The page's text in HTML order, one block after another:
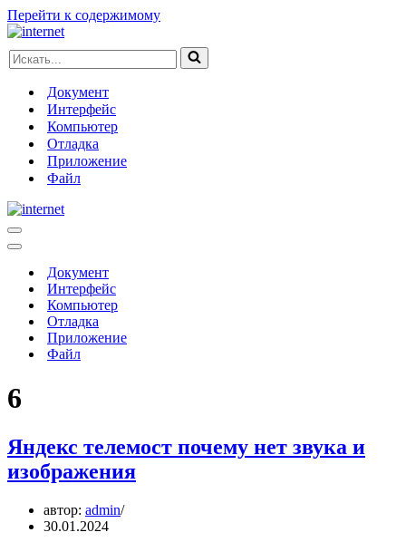
Перейти к содержимому
Искать...
Документ
Интерфейс
Компьютер
Отладка
Приложение
Файл
Меню
навигации
Меню
навигацииДокумент
Интерфейс
Компьютер
Отладка
Приложение
Файл
6
Яндекс телемост почему нет звука и
изображения
автор: admin
30.01.2024